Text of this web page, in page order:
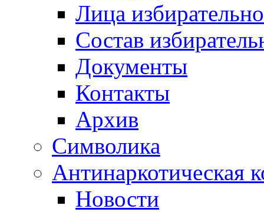
Лица
Состав
Документы
Контакты
Архив
Символика
Антинаркотическая
Новости